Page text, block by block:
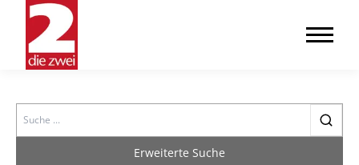
Search
Erweiterte Suche